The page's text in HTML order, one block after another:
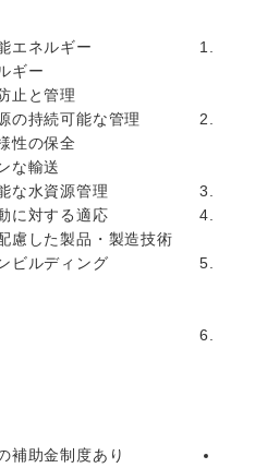
エネルギー
ギー
止と管理
の持続可能な管理
性の保全
な輸送
な水資源管理
に対する適応
慮した製品・製造技術
ビルディング
補助金制度あり